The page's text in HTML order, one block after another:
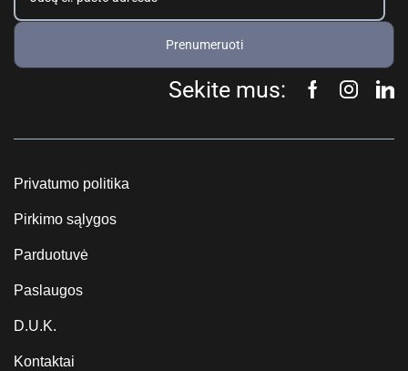
Prenumeruoti
Sekite mus:
Privatumo politika
Pirkimo sąlygos
Parduotuvė
Paslaugos
D.U.K.
Kontaktai